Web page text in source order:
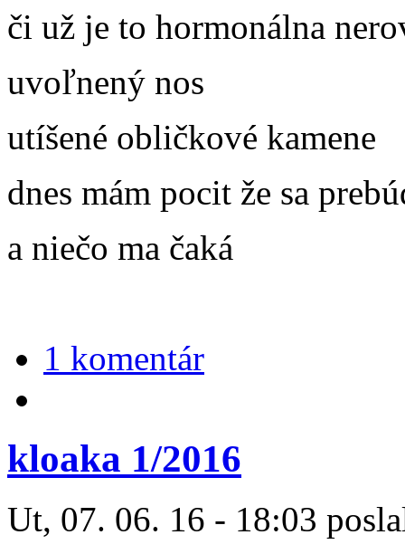
či už je to hormonálna
uvoľnený nos
utíšené obličkové kamene
dnes mám pocit že sa
a niečo ma čaká
1 komentár
kloaka 1/2016
Ut, 07. 06. 16 - 18:03